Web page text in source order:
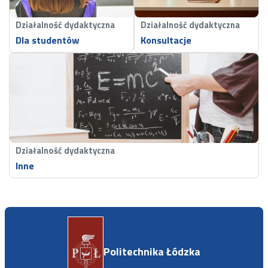
choroby nowotworowej spośród osób obojga płci z
nawracającymi dolegliwościami dolnego odcinka
dróg moczowych" złożonego przez firmę PPHU
GENOS s.c. do Centrum Obsługi Przedsiębiorcy w
Łodzi związanego ze wsparciem finansowym
projektu w ramach konkursu RPLD.01.02.02-IP.02-
10-064/19. (2020-2022), wartość projektu 2 102
273.20 zł, kwota dofinansowania 1 413 320.04 zł.
Współpraca z firmą NZOZ Genos. Moim zadaniem
w projekcie jest aplikacja wyników badań jako
danych wejściowych dla technik umożliwiających
ocenę zjawisk wieloprzyczynowych możliwych do
oceny statystycznej i utworzeniu modelu
objawy nawracające lub przetrwałe zespołu LUTS
„Opracowanie technologii elektromagnetycznego
nagrzewania nanozasobników ferromagnetyka
dla selektywnej termoablacji komórek
nowotworowych”, (2013 – 2017), grant numer:
4176/B/TO2/2007/33, 2013-2017
Działalność dydaktyczna
Dla studentów
Działalność dydaktyczna
Konsultacje
Działalność dydaktyczna
Inne
Politechnika Łódzka